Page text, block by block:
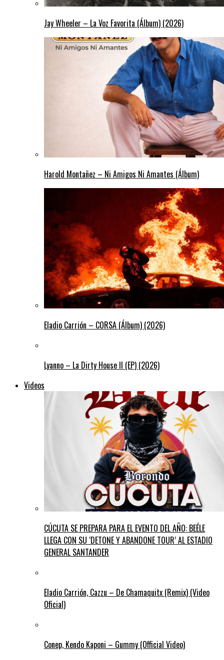
Jay Wheeler – La Voz Favorita (Álbum) (2026)
Harold Montañez – Ni Amigos Ni Amantes (Álbum)
Eladio Carrión – CORSA (Álbum) (2026)
Lyanno – La Dirty House ll (EP) (2026)
Videos
CÚCUTA SE PREPARA PARA EL EVENTO DEL AÑO: BEÉLE
LLEGA CON SU ‘DETONE Y ABANDONE TOUR’ AL ESTADIO
GENERAL SANTANDER
Eladio Carrión, Cazzu – De Chamaquitx (Remix) (Video
Oficial)
Conep, Kendo Kaponi – Gummy (Official Video)